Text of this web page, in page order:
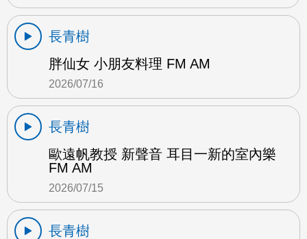
長青樹
胖仙女 小朋友料理 FM AM
2026/07/16
長青樹
歐遠帆教授 新聲音 耳目一新的室內樂
FM AM
2026/07/15
長青樹